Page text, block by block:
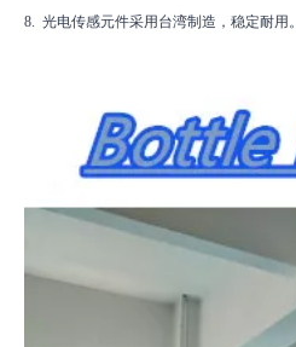
8. 光电传感元件采用台湾制造，稳定耐用。